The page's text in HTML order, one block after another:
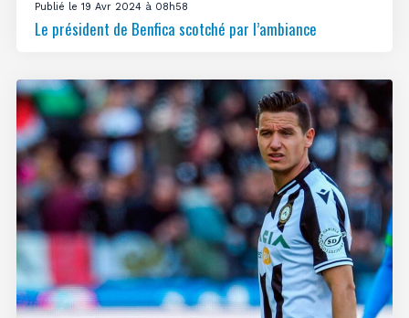
Publié le 19 Avr 2024 à 08h58
Le président de Benfica scotché par l’ambiance